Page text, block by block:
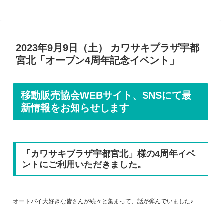
2023年9月9日（土） カワサキプラザ宇都
宮北「オープン4周年記念イベント」
移動販売協会WEBサイト、SNSにて最
新情報をお知らせします
「カワサキプラザ宇都宮北」様の4周年イベ
ントにご利用いただきました。
オートバイ大好きな皆さんが続々と集まって、話が弾んでいました♪